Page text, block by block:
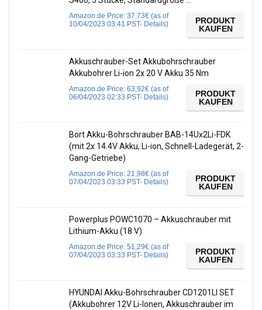
Amazon.de Price: 37,73€ (as of
10/04/2023 03:41 PST- Details)
PRODUKT
KAUFEN
Akkuschrauber-Set Akkubohrschrauber
Akkubohrer Li-ion 2x 20 V Akku 35 Nm
Amazon.de Price: 63,92€ (as of
06/04/2023 02:33 PST- Details)
PRODUKT
KAUFEN
Bort Akku-Bohrschrauber BAB-14Ux2Li-FDK
(mit 2x 14.4V Akku, Li-ion, Schnell-Ladegerät, 2-
Gang-Getriebe)
Amazon.de Price: 21,98€ (as of
07/04/2023 03:33 PST- Details)
PRODUKT
KAUFEN
Powerplus POWC1070 – Akkuschrauber mit
Lithium-Akku (18 V)
Amazon.de Price: 51,29€ (as of
07/04/2023 03:33 PST- Details)
PRODUKT
KAUFEN
HYUNDAI Akku-Bohrschrauber CD1201LI SET
(Akkubohrer 12V Li-Ionen, Akkuschrauber im